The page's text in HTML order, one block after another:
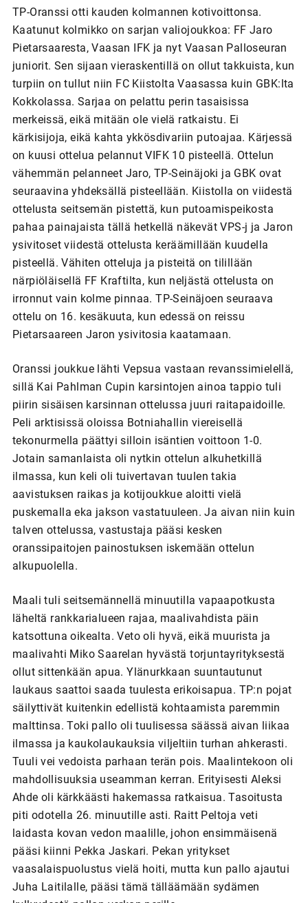
TP-Oranssi otti kauden kolmannen kotivoittonsa.
Kaatunut kolmikko on sarjan valiojoukkoa: FF Jaro
Pietarsaaresta, Vaasan IFK ja nyt Vaasan Palloseuran
juniorit. Sen sijaan vieraskentillä on ollut takkuista, kun
turpiin on tullut niin FC Kiistolta Vaasassa kuin GBK:lta
Kokkolassa. Sarjaa on pelattu perin tasaisissa
merkeissä, eikä mitään ole vielä ratkaistu. Ei
kärkisijoja, eikä kahta ykkösdivariin putoajaa. Kärjessä
on kuusi ottelua pelannut VIFK 10 pisteellä. Ottelun
vähemmän pelanneet Jaro, TP-Seinäjoki ja GBK ovat
seuraavina yhdeksällä pisteellään. Kiistolla on viidestä
ottelusta seitsemän pistettä, kun putoamispeikosta
pahaa painajaista tällä hetkellä näkevät VPS-j ja Jaron
ysivitoset viidestä ottelusta keräämillään kuudella
pisteellä. Vähiten otteluja ja pisteitä on tilillään
närpiöläisellä FF Kraftilta, kun neljästä ottelusta on
irronnut vain kolme pinnaa. TP-Seinäjoen seuraava
ottelu on 16. kesäkuuta, kun edessä on reissu
Pietarsaareen Jaron ysivitosia kaatamaan.
Oranssi joukkue lähti Vepsua vastaan revanssimielellä,
sillä Kai Pahlman Cupin karsintojen ainoa tappio tuli
piirin sisäisen karsinnan ottelussa juuri raitapaidoille.
Peli arktisissä oloissa Botniahallin viereisellä
tekonurmella päättyi silloin isäntien voittoon 1-0.
Jotain samanlaista oli nytkin ottelun alkuhetkillä
ilmassa, kun keli oli tuivertavan tuulen takia
aavistuksen raikas ja kotijoukkue aloitti vielä
puskemalla eka jakson vastatuuleen. Ja aivan niin kuin
talven ottelussa, vastustaja pääsi kesken
oranssipaitojen painostuksen iskemään ottelun
alkupuolella.
Maali tuli seitsemännellä minuutilla vapaapotkusta
läheltä rankkarialueen rajaa, maalivahdista päin
katsottuna oikealta. Veto oli hyvä, eikä muurista ja
maalivahti Miko Saarelan hyvästä torjuntayrityksestä
ollut sittenkään apua. Ylänurkkaan suuntautunut
laukaus saattoi saada tuulesta erikoisapua. TP:n pojat
säilyttivät kuitenkin edellistä kohtaamista paremmin
malttinsa. Toki pallo oli tuulisessa säässä aivan liikaa
ilmassa ja kaukolaukauksia viljeltiin turhan ahkerasti.
Tuuli vei vedoista parhaan terän pois. Maalintekoon oli
mahdollisuuksia useamman kerran. Erityisesti Aleksi
Ahde oli kärkkäästi hakemassa ratkaisua. Tasoitusta
piti odotella 26. minuutille asti. Raitt Peltoja veti
laidasta kovan vedon maalille, johon ensimmäisenä
pääsi kiinni Pekka Jaskari. Pekan yritykset
vaasalaispuolustus vielä hoiti, mutta kun pallo ajautui
Juha Laitilalle, pääsi tämä tälläämään sydämen